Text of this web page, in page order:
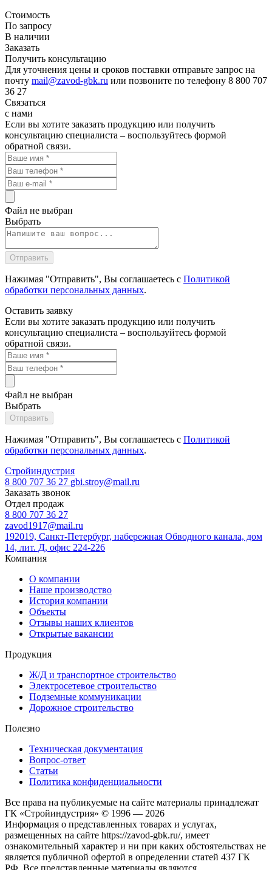
Стоимость
По запросу
В наличии
Заказать
Получить консультацию
Для уточнения цены и сроков поставки отправьте запрос на
почту mail@zavod-gbk.ru или позвоните по телефону 8 800 707
36 27
Связаться
с нами
Если вы хотите заказать продукцию или получить
консультацию специалиста – воспользуйтесь формой
обратной связи.
Файл не выбран
Выбрать
Нажимая "Отправить", Вы соглашаетесь с Политикой
обработки персональных данных.
Оставить заявку
Если вы хотите заказать продукцию или получить
консультацию специалиста – воспользуйтесь формой
обратной связи.
Файл не выбран
Выбрать
Нажимая "Отправить", Вы соглашаетесь с Политикой
обработки персональных данных.
Стройиндустрия
8 800 707 36 27 gbi.stroy@mail.ru
Заказать звонок
Отдел продаж
8 800 707 36 27
zavod1917@mail.ru
192019, Санкт-Петербург, набережная Обводного канала, дом
14, лит. Д, офис 224-226
Компания
О компании
Наше производство
История компании
Объекты
Отзывы наших клиентов
Открытые вакансии
Продукция
Ж/Д и транспортное строительство
Электросетевое строительство
Подземные коммуникации
Дорожное строительство
Полезно
Техническая документация
Вопрос-ответ
Статьи
Политика конфиденциальности
Все права на публикуемые на сайте материалы принадлежат
ГК «Стройиндустрия» © 1996 — 2026
Информация о представленных товарах и услугах,
размещенных на сайте https://zavod-gbk.ru/, имеет
ознакомительный характер и ни при каких обстоятельствах не
является публичной офертой в определении статей 437 ГК
РФ. Все представленные материалы являются